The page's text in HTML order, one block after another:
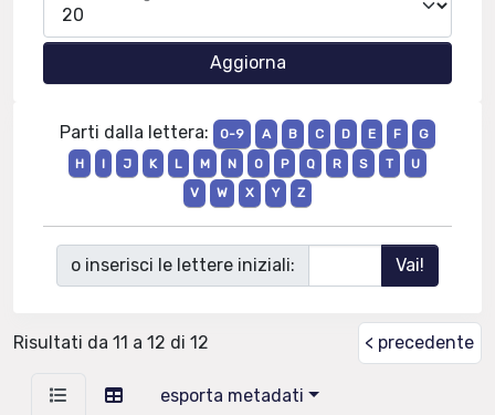
Parti dalla lettera: 0-9 A B C D E F
G
H
I J K L M N O P Q R S T
U
V
W X Y Z
o inserisci le lettere iniziali:
Risultati da 11 a 12 di 12 < precedente
esporta metadati